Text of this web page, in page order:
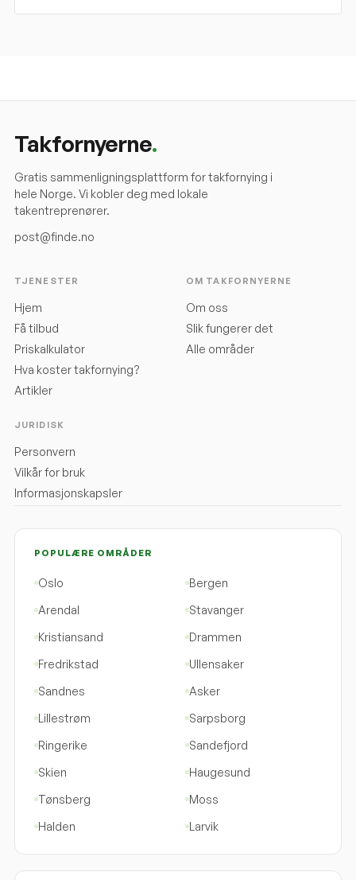
Takfornyerne.
Gratis sammenligningsplattform for takfornying i
hele Norge. Vi kobler deg med lokale
takentreprenører.
post@finde.no
TJENESTER
Hjem
Få tilbud
Priskalkulator
Hva koster takfornying?
Artikler
OM TAKFORNYERNE
Om oss
Slik fungerer det
Alle områder
JURIDISK
Personvern
Vilkår for bruk
Informasjonskapsler
POPULÆRE OMRÅDER
Oslo
Bergen
Arendal
Stavanger
Kristiansand
Drammen
Fredrikstad
Ullensaker
Sandnes
Asker
Lillestrøm
Sarpsborg
Ringerike
Sandefjord
Skien
Haugesund
Tønsberg
Moss
Halden
Larvik